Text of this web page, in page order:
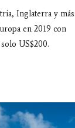
Inglaterra y más:
en 2019 con
US$200.